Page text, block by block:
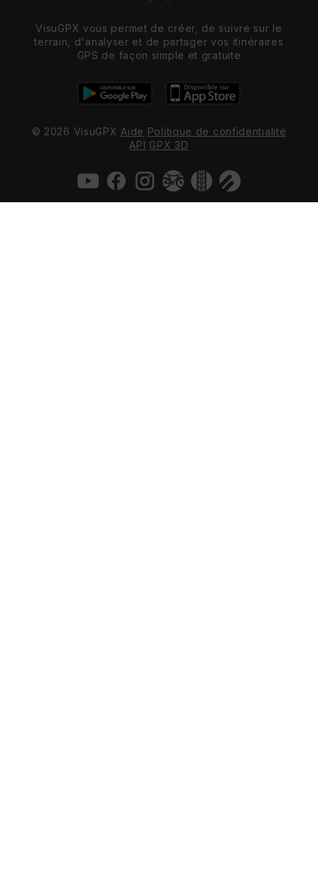
VisuGPX vous permet de créer, de suivre sur le
terrain, d'analyser et de partager vos itinéraires
GPS de façon simple et gratuite
© 2026 VisuGPX Aide Politique de confidentialité
API GPX 3D